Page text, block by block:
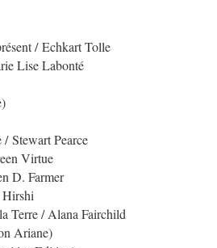
/ Echkart Tolle
Lise Labonté
Stewart Pearce
Virtue
D. Farmer
Hirshi
Terre / Alana Fairchild
Ariane)